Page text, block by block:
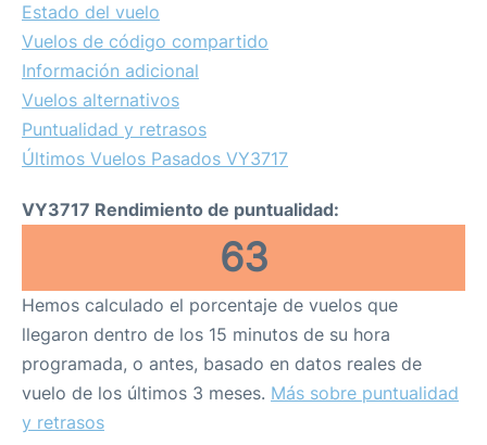
Estado del vuelo
Vuelos de código compartido
Información adicional
Vuelos alternativos
Puntualidad y retrasos
Últimos Vuelos Pasados VY3717
VY3717 Rendimiento de puntualidad:
63
Hemos calculado el porcentaje de vuelos que
llegaron dentro de los 15 minutos de su hora
programada, o antes, basado en datos reales de
vuelo de los últimos 3 meses. Más sobre puntualidad
y retrasos